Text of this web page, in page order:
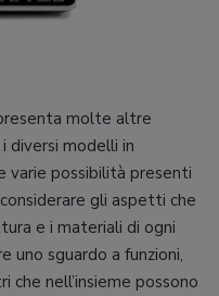
molte altre
diversi modelli in
varie possibilità presenti
gli aspetti che
e i materiali di ogni
uno sguardo a funzioni,
nell’insieme possono